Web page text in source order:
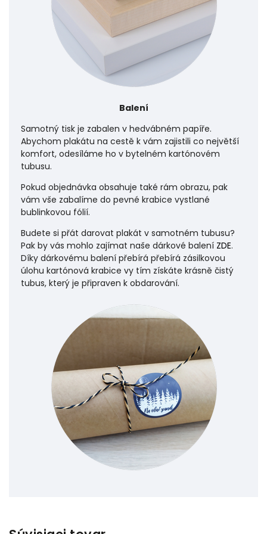
Balení
Samotný tisk je zabalen v hedvábném papíře.
Abychom plakátu na cestě k vám zajistili co největší
komfort, odesíláme ho v bytelném kartónovém
tubusu.
Pokud objednávka obsahuje také rám obrazu, pak
vám vše zabalíme do pevné krabice vystlané
bublinkovou fólií.
Budete si přát darovat plakát v samotném tubusu?
Pak by vás mohlo zajímat naše dárkové balení ZDE.
Díky dárkovému balení přebírá přebírá zásilkovou
úlohu kartónová krabice vy tím získáte krásně čistý
tubus, který je připraven k obdarování.